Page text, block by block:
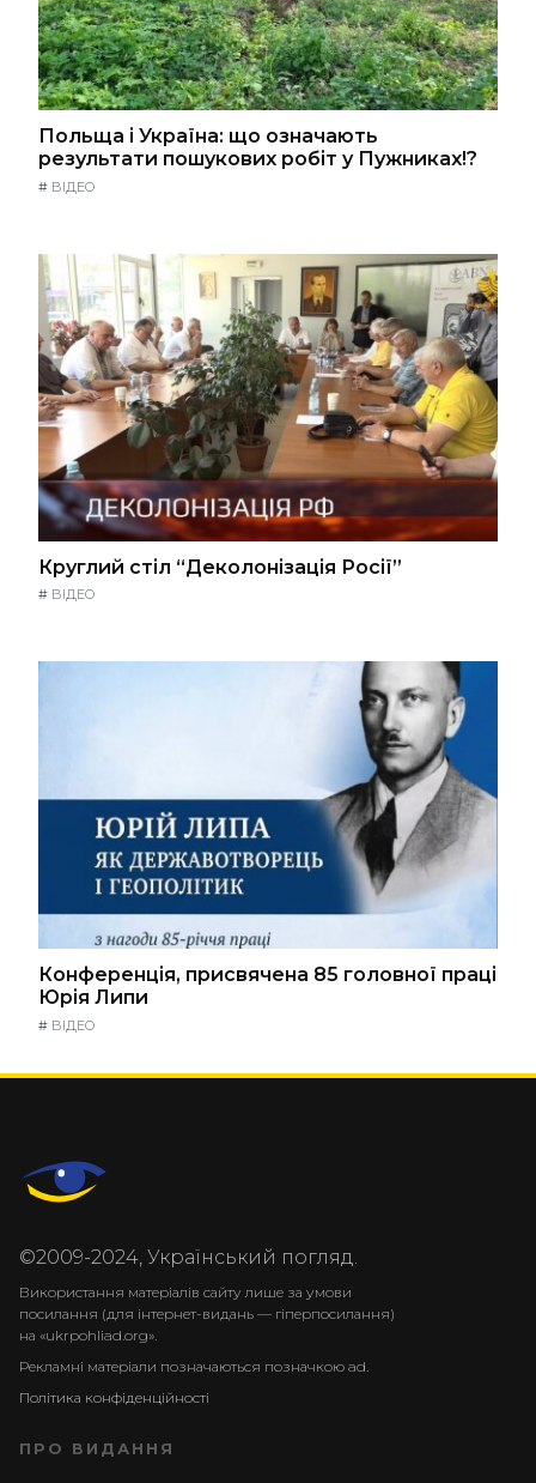
Польща і Україна: що означають
результати пошукових робіт у Пужниках!?
# ВІДЕО
Круглий стіл “Деколонізація Росії”
# ВІДЕО
Конференція, присвячена 85 головної праці
Юрія Липи
# ВІДЕО
©2009-2024, Український погляд.
Використання матеріалів сайту лише за умови
посилання (для інтернет-видань — гіперпосилання)
на «ukrpohliad.org».
Рекламні матеріали позначаються позначкою ad.
Політика конфіденційності
ПРО ВИДАННЯ